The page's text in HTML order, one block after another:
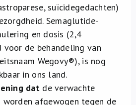
suïcidegedachten)
Semaglutide-
en dosis (2,4
voor de behandeling van
Wegovy®), is nog
in ons land.
dat de verwachte
afgewogen tegen de